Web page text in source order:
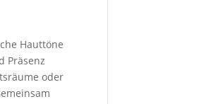
Hauttöne
Präsenz
oder